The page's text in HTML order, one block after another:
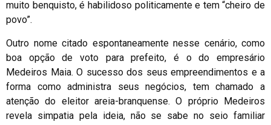
muito benquisto, é habilidoso politicamente e tem “cheiro de
povo”.
Outro nome citado espontaneamente nesse cenário, como
boa opção de voto para prefeito, é o do empresário
Medeiros Maia. O sucesso dos seus empreendimentos e a
forma como administra seus negócios, tem chamado a
atenção do eleitor areia-branquense. O próprio Medeiros
revela simpatia pela ideia, não se sabe no seio familiar